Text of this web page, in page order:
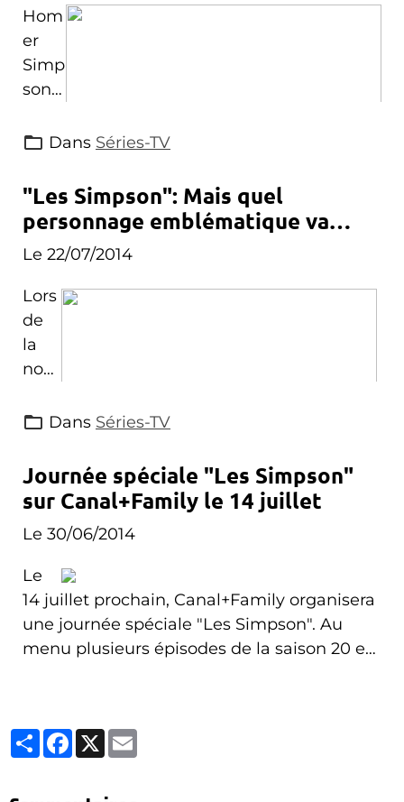
Hom
er
Simp
son a
aussi
é le
de l'Ice Bucket Challenge après que
plusieurs star l'ait fait.
Dans Séries-TV
"Les Simpson": Mais quel
personnage emblématique va
mourir?
Le 22/07/2014
Lors
de
la
nou
e
on
des Simpson, un personnage
emblématique de la série va mourir. Alors
que le mystère reste entier, LE ZAPPEUR a
mené son enquête pour vous apporter les
premières pistes.
Dans Séries-TV
Journée spéciale "Les Simpson"
sur Canal+Family le 14 juillet
Le 30/06/2014
Le
14 juillet prochain, Canal+Family organisera
une journée spéciale "Les Simpson". Au
menu plusieurs épisodes de la saison 20 et
Partager
Facebook
X